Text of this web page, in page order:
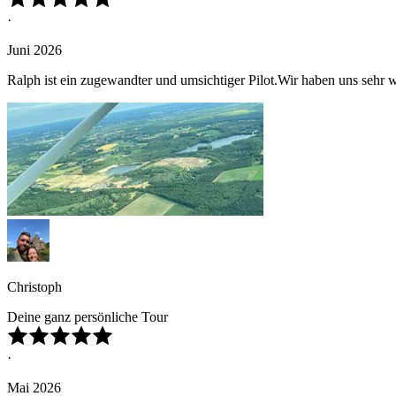
·
Juni 2026
Ralph ist ein zugewandter und umsichtiger Pilot.Wir haben uns
Christoph
Deine ganz persönliche Tour
·
Mai 2026